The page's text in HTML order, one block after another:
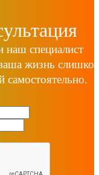
наш специалист
жизнь
самостоятельно.